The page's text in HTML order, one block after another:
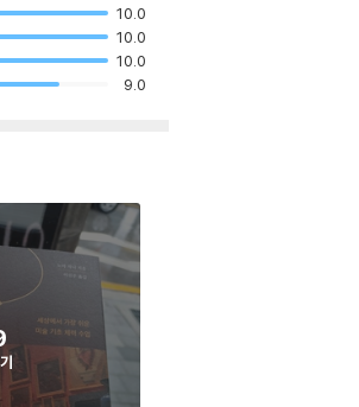
10.0
10.0
10.0
9.0